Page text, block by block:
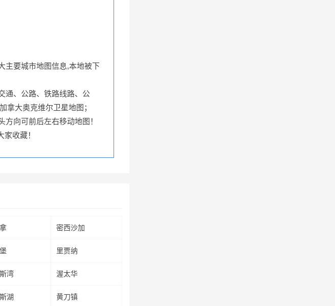
主要城市地图信息,本地被下
通、公路、铁路线路、公
拿大奥克维尔卫星地图；
向可前后左右移动地图！
收藏！
密西沙加
里贾纳
湾 渥太华
湖 黄刀镇